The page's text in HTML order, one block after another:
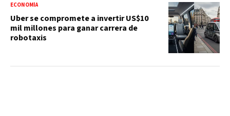
ECONOMÍA
Uber se compromete a invertir US$10
mil millones para ganar carrera de
robotaxis